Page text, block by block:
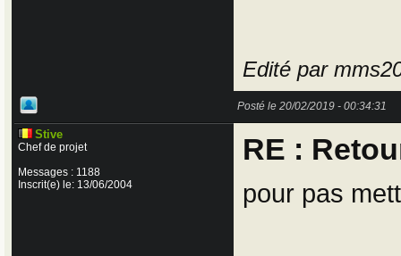
Edité par
Posté le 20/02/2019 - 00:34:31
Stive
Chef de projet
Messages : 1188
Inscrit(e) le: 13/06/2004
RE :
pour pas